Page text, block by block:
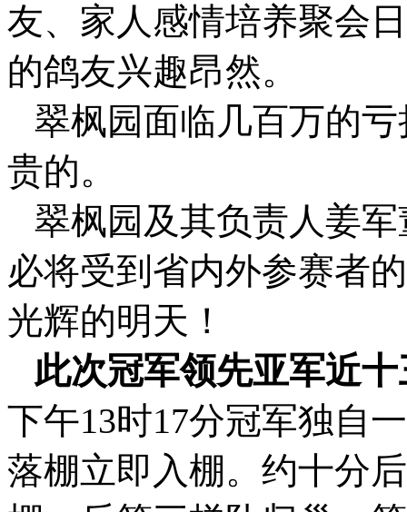
友、家人感情培养聚会
的鸽友兴趣昂然。
翠枫园面临几百万的
贵的。
翠枫园及其负责人姜
必将受到省内外参赛者
光辉的明天！
此次冠军领先亚军近
下午13时17分冠军独自
落棚立即入棚。约十分